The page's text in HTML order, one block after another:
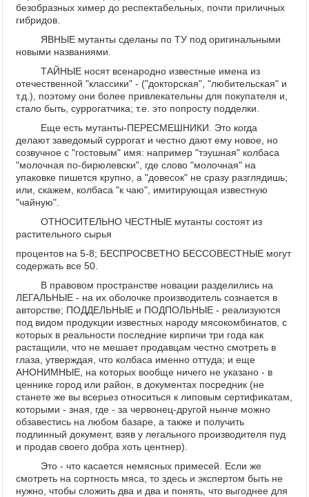
безобразных химер до респектабельных, почти приличных
гибридов.
ЯВНЫЕ мутанты сделаны по ТУ под оригинальными
новыми названиями.
ТАЙНЫЕ носят всенародно известные имена из
отечественной "классики" - ("докторская", "любительская" и
т.д.), поэтому они более привлекательны для покупателя и,
стало быть, суррогатчика; т.е. это попросту подделки.
Еще есть мутанты-ПЕРЕСМЕШНИКИ. Это когда
делают заведомый суррогат и честно дают ему новое, но
созвучное с "гостовым" имя: например "тэушная" колбаса
"молочная по-бирюлевски", где слово "молочная" на
упаковке пишется крупно, а "довесок" не сразу разглядишь;
или, скажем, колбаса "к чаю", имитирующая известную
"чайную".
ОТНОСИТЕЛЬНО ЧЕСТНЫЕ мутанты состоят из
растительного сырья
процентов на 5-8; БЕСПРОСВЕТНО БЕССОВЕСТНЫЕ могут
содержать все 50.
В правовом пространстве новации разделились на
ЛЕГАЛЬНЫЕ - на их оболочке производитель сознается в
авторстве; ПОДДЕЛЬНЫЕ и ПОДПОЛЬНЫЕ - реализуются
под видом продукции известных народу мясокомбинатов, с
которых в реальности последние кирпичи три года как
растащили, что не мешает продавцам честно смотреть в
глаза, утверждая, что колбаса именно оттуда; и еще
АНОНИМНЫЕ, на которых вообще ничего не указано - в
ценнике город или район, в документах посредник (не
станете же вы всерьез относиться к липовым сертификатам,
которыми - зная, где - за червонец-другой нынче можно
обзавестись на любом базаре, а также и получить
подлинный документ, взяв у легального производителя пуд
и продав своего добра хоть центнер).
Это - что касается немясных примесей. Если же
смотреть на сортность мяса, то здесь и экспертом быть не
нужно, чтобы сложить два и два и понять, что выгоднее для